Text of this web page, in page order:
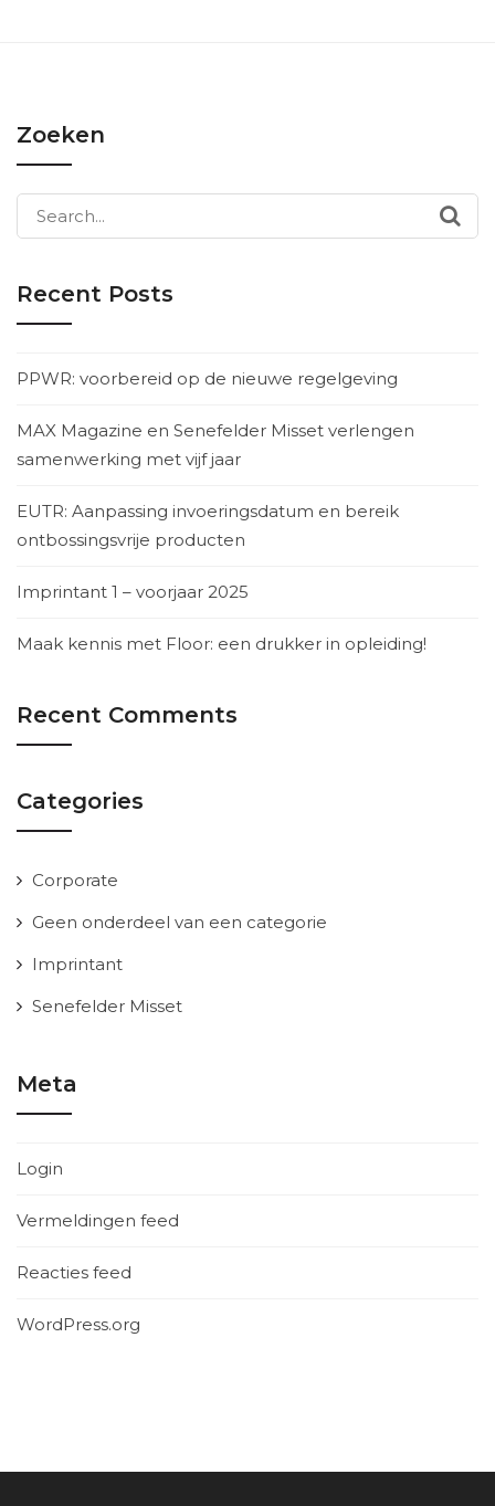
Zoeken
Search
for:
Recent Posts
PPWR: voorbereid op de nieuwe regelgeving
MAX Magazine en Senefelder Misset verlengen
samenwerking met vijf jaar
EUTR: Aanpassing invoeringsdatum en bereik
ontbossingsvrije producten
Imprintant 1 – voorjaar 2025
Maak kennis met Floor: een drukker in opleiding!
Recent Comments
Categories
Corporate
Geen onderdeel van een categorie
Imprintant
Senefelder Misset
Meta
Login
Vermeldingen feed
Reacties feed
WordPress.org